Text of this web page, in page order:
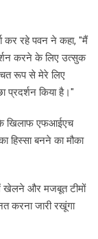
कर रहे पवन ने कहा, "मैं
करने के लिए उत्सुक
रूप से मेरे लिए
किया है।"
के खिलाफ एफआईएच
हिस्सा बनने का मौका
खेलने और मजबूत टीमों
करना जारी रखूंगा